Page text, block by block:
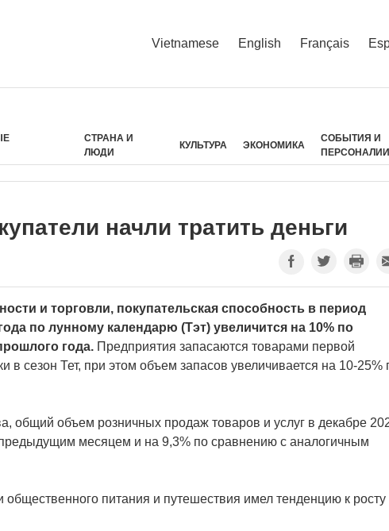
Vietnamese English Français
СТРАНА И
ЛЮДИ
КУЛЬТУРА ЭКОНОМИКА
СОБЫТИЯ И
начли тратить деньги
и торговли, покупательская способность в период
по лунному календарю (Тэт) увеличится на 10% по
года. Предприятия запасаются товарами первой
в сезон Тет, при этом объем запасов увеличивается на 10-25%
общий объем розничных продаж товаров и услуг в декабре
месяцем и на 9,3% по сравнению с аналогичным
питания и путешествия имел тенденцию к росту